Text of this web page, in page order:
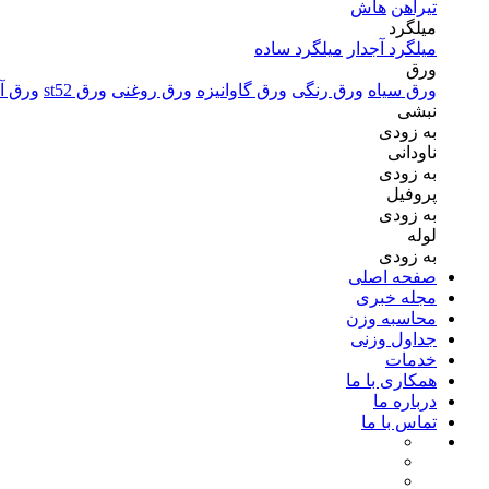
تیرآهن هاش
میلگرد
میلگرد آجدار میلگرد ساده
ورق
ورق سیاه ورق رنگی ورق گاوانیزه ورق روغنی ورق st52
ورق
نبشی
به زودی
ناودانی
به زودی
پروفیل
به زودی
لوله
به زودی
صفحه اصلی
مجله خبری
محاسبه وزن
جداول وزنی
خدمات
همکاری با ما
درباره ما
تماس با ما